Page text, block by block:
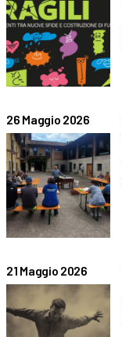
26 Maggio 2026
21 Maggio 2026